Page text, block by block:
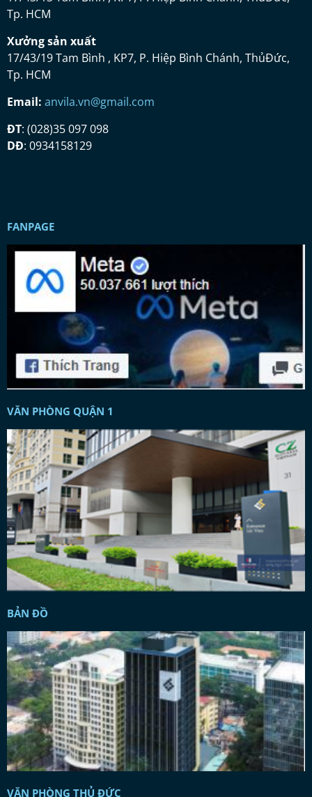
Tp. HCM
Xưởng sản xuất
17/43/19 Tam Bình , KP7, P. Hiệp Bình Chánh, ThủĐức,
Tp. HCM
Email: anvila.vn@gmail.com
ĐT: (028)35 097 098
DĐ: 0934158129
FANPAGE
VĂN PHÒNG QUẬN 1
BẢN ĐỒ
VĂN PHÒNG THỦ ĐỨC